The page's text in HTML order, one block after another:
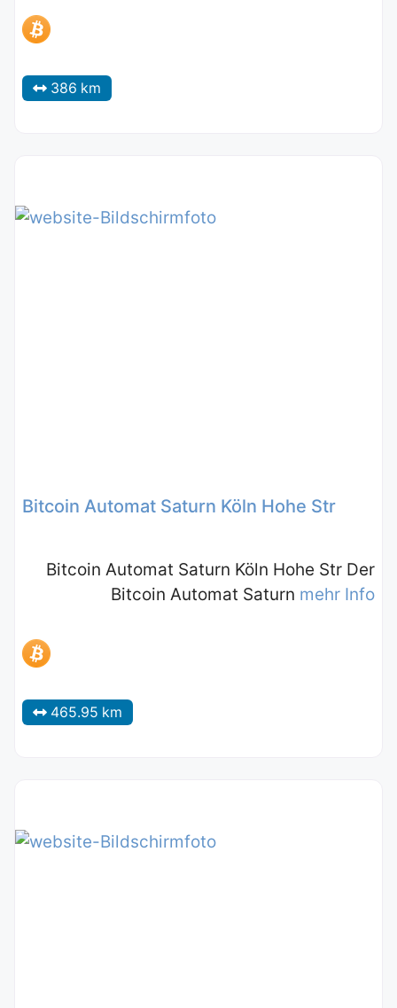
386 km
Bitcoin Automat Saturn Köln Hohe Str
Bitcoin Automat Saturn Köln Hohe Str Der
Bitcoin Automat Saturn mehr Info
465.95 km